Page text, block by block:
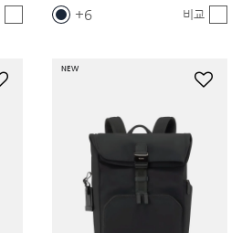
6 비교
NEW